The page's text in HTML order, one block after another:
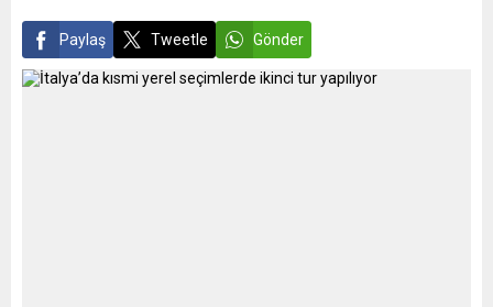
Paylaş Tweetle Gönder